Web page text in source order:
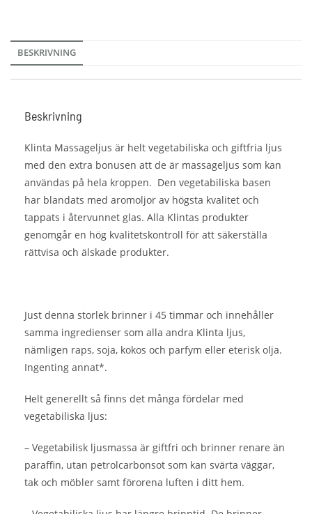
BESKRIVNING
Beskrivning
Klinta Massageljus är helt vegetabiliska och giftfria ljus
med den extra bonusen att de är massageljus som kan
användas på hela kroppen. Den vegetabiliska basen
har blandats med aromoljor av högsta kvalitet och
tappats i återvunnet glas. Alla Klintas produkter
genomgår en hög kvalitetskontroll för att säkerställa
rättvisa och älskade produkter.
Just denna storlek brinner i 45 timmar och innehåller
samma ingredienser som alla andra Klinta ljus,
nämligen raps, soja, kokos och parfym eller eterisk olja.
Ingenting annat*.
Helt generellt så finns det många fördelar med
vegetabiliska ljus:
– Vegetabilisk ljusmassa är giftfri och brinner renare än
paraffin, utan petrolcarbonsot som kan svärta väggar,
tak och möbler samt förorena luften i ditt hem.